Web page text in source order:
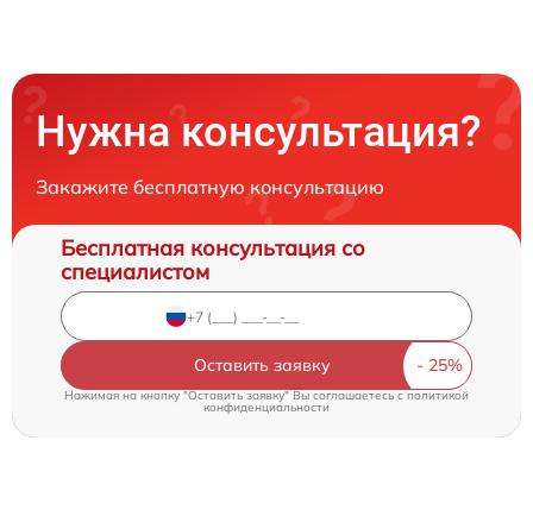
Нужна консультация?
Закажите бесплатную консультацию
Бесплатная консультация со
специалистом
Оставить заявку
Нажимая на кнопку "Оставить заявку" Вы соглашаетесь cполитикой
конфиденциальности